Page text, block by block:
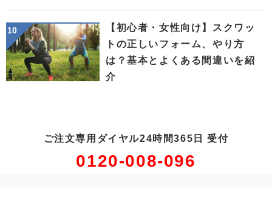
【初心者・女性向け】スクワッ
トの正しいフォーム、やり方
は？基本とよくある間違いを紹
介
ご注文専用ダイヤル24時間365日 受付
0120-008-096